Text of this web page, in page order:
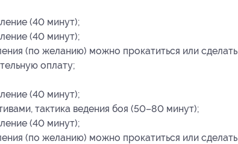
(40 минут);
(40 минут);
(по желанию) можно прокатиться или сделать
оплату;
(40 минут);
тактика ведения боя (50–80 минут);
(40 минут);
(по желанию) можно прокатиться или сделать